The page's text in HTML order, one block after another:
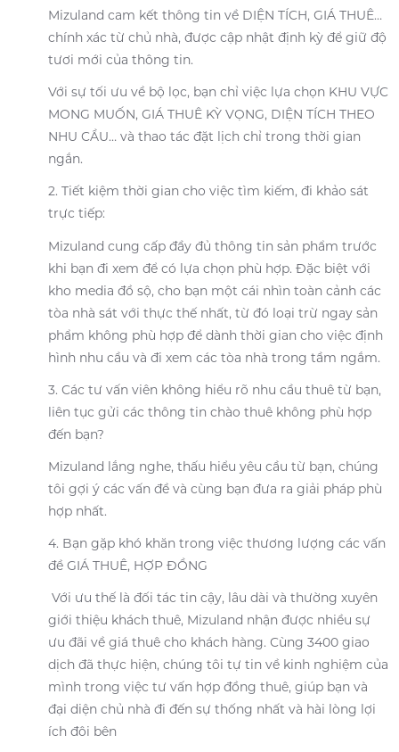
Mizuland cam kết thông tin về DIỆN TÍCH, GIÁ THUÊ…
chính xác từ chủ nhà, được cập nhật định kỳ để giữ độ
tươi mới của thông tin.
Với sự tối ưu về bộ lọc, bạn chỉ việc lựa chọn KHU VỰC
MONG MUỐN, GIÁ THUÊ KỲ VỌNG, DIỆN TÍCH THEO
NHU CẦU… và thao tác đặt lịch chỉ trong thời gian
ngắn.
2. Tiết kiệm thời gian cho việc tìm kiếm, đi khảo sát
trực tiếp:
Mizuland cung cấp đầy đủ thông tin sản phẩm trước
khi bạn đi xem để có lựa chọn phù hợp. Đặc biệt với
kho media đồ sộ, cho bạn một cái nhìn toàn cảnh các
tòa nhà sát với thực thế nhất, từ đó loại trừ ngay sản
phẩm không phù hợp để dành thời gian cho việc định
hình nhu cầu và đi xem các tòa nhà trong tầm ngắm.
3. Các tư vấn viên không hiểu rõ nhu cầu thuê từ bạn,
liên tục gửi các thông tin chào thuê không phù hợp
đến bạn?
Mizuland lắng nghe, thấu hiểu yêu cầu từ bạn, chúng
tôi gợi ý các vấn đề và cùng bạn đưa ra giải pháp phù
hợp nhất.
4. Bạn gặp khó khăn trong việc thương lượng các vấn
đề GIÁ THUÊ, HỢP ĐỒNG
Với ưu thế là đối tác tin cậy, lâu dài và thường xuyên
giới thiệu khách thuê, Mizuland nhận được nhiều sự
ưu đãi về giá thuê cho khách hàng. Cùng 3400 giao
dịch đã thực hiện, chúng tôi tự tin về kinh nghiệm của
mình trong việc tư vấn hợp đồng thuê, giúp bạn và
đại diện chủ nhà đi đến sự thống nhất và hài lòng lợi
ích đôi bên